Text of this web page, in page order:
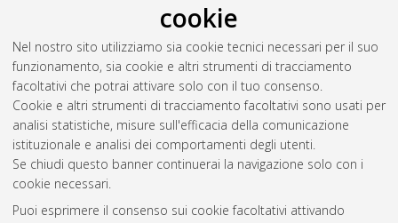
cookie
Nel nostro sito utilizziamo sia cookie tecnici necessari per il suo
funzionamento, sia cookie e altri strumenti di tracciamento
facoltativi che potrai attivare solo con il tuo consenso.
Cookie e altri strumenti di tracciamento facoltativi sono usati per
analisi statistiche, misure sull'efficacia della comunicazione
istituzionale e analisi dei comportamenti degli utenti.
Se chiudi questo banner continuerai la navigazione solo con i
cookie necessari.
Puoi esprimere il consenso sui cookie facoltativi attivando
(2014)Proof theory of quantified modal
logics, [Dissertation thesis], Alma Mater Studiorum Università
di Bologna. Dottorato di ricerca inScience, cognition and
technology, 26 Ciclo. DOI 10.6092/unibo/amsdottorato/6658.
Questa lista e' stata generata ilFri Aug 7 20:47:44 2026 CEST
Atom